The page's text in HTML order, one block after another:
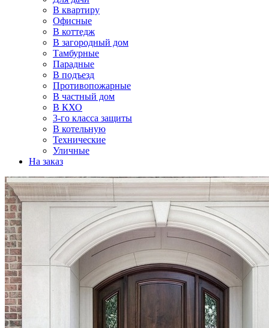
В квартиру
Офисные
В коттедж
В загородный дом
Тамбурные
Парадные
В подъезд
Противопожарные
В частный дом
В КХО
3-го класса защиты
В котельную
Технические
Уличные
На заказ